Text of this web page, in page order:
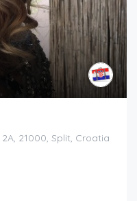
21000, Split, Croatia